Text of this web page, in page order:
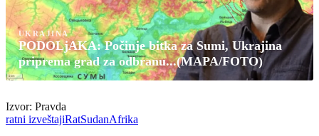
UKRAJINA
PODOLjAKA: Počinje bitka za Sumi, Ukrajina
priprema grad za odbranu...(MAPA/FOTO)
Izvor: Pravda
ratni izveštajiRatSudanAfrika